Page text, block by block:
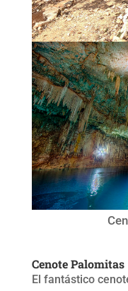
Cenote Palomitas
El fantástico